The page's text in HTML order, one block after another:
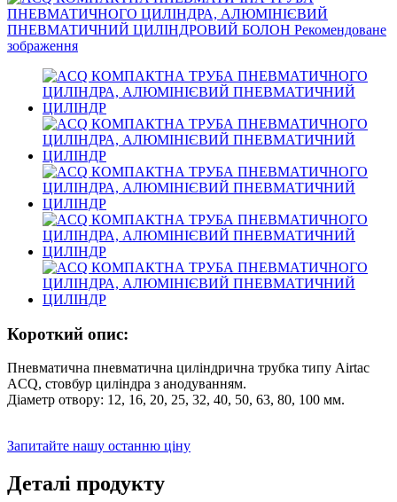
Короткий опис:
Пневматична пневматична циліндрична трубка типу Airtac
ACQ, стовбур циліндра з анодуванням.
Діаметр отвору: 12, 16, 20, 25, 32, 40, 50, 63, 80, 100 мм.
Запитайте нашу останню ціну
Деталі продукту